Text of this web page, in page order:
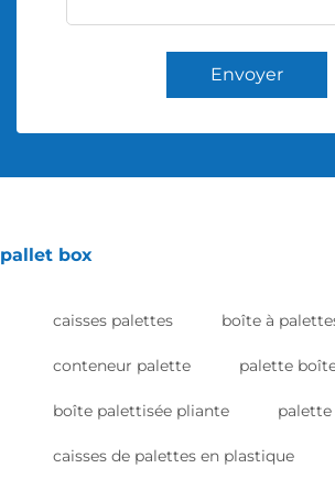
Envoyer
pallet box
caisses palettes boîte à
conteneur palette palette
boîte palettisée pliante
caisses de palettes en plastique